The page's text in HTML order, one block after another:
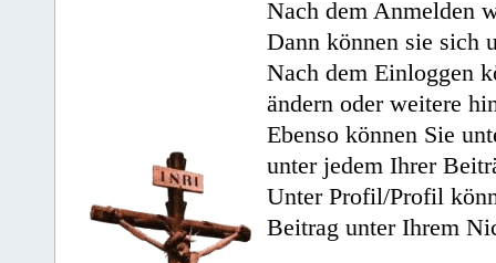
Nach dem Anmelden
Dann können sie sich
Nach dem Einloggen
ändern oder weitere
Ebenso können Sie
unter jedem Ihrer
Unter Profil/Profil
Beitrag unter Ihrem